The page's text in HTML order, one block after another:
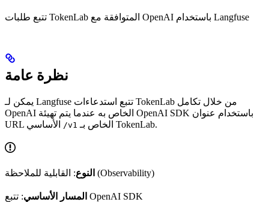
تتبع طلبات TokenLab المتوافقة مع OpenAI باستخدام Langfuse
نظرة عامة
يمكن لـ Langfuse تتبع استدعاءات TokenLab من خلال تكامل
OpenAI الخاص به عندما يتم تهيئة OpenAI SDK باستخدام عنوان
/v1 الخاص بـ TokenLab.
النوع : القابلية للملاحظة (Observability)
المسار الأساسي : تتبع OpenAI SDK